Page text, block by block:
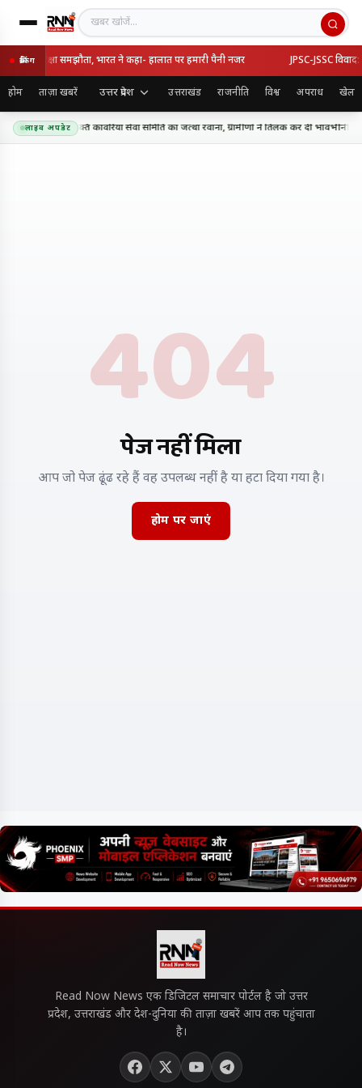
खबर खोजें
ब्रेकिंग
का रक्षा समझौता, भारत ने कहा- हालात पर हमारी पैनी नजर JPSC-JSSC
होम ताज़ा खबरें उत्तर प्रदेश उत्तराखंड राजनीति विश्व अपराध खेल
लाइव अपडेट
धाम के लिए शिव शक्ति कांवरिया सेवा समिति का जत्था रवाना, ग्रामीणों ने तिलक कर दी भावभीनी
404
पेज नहीं मिला
आप जो पेज ढूंढ रहे हैं वह उपलब्ध नहीं है या हटा दिया गया है।
होम पर जाएं
Read Now News एक डिजिटल समाचार पोर्टल है जो उत्तर
प्रदेश, उत्तराखंड और देश-दुनिया की ताज़ा खबरें आप तक पहुंचाता
है।